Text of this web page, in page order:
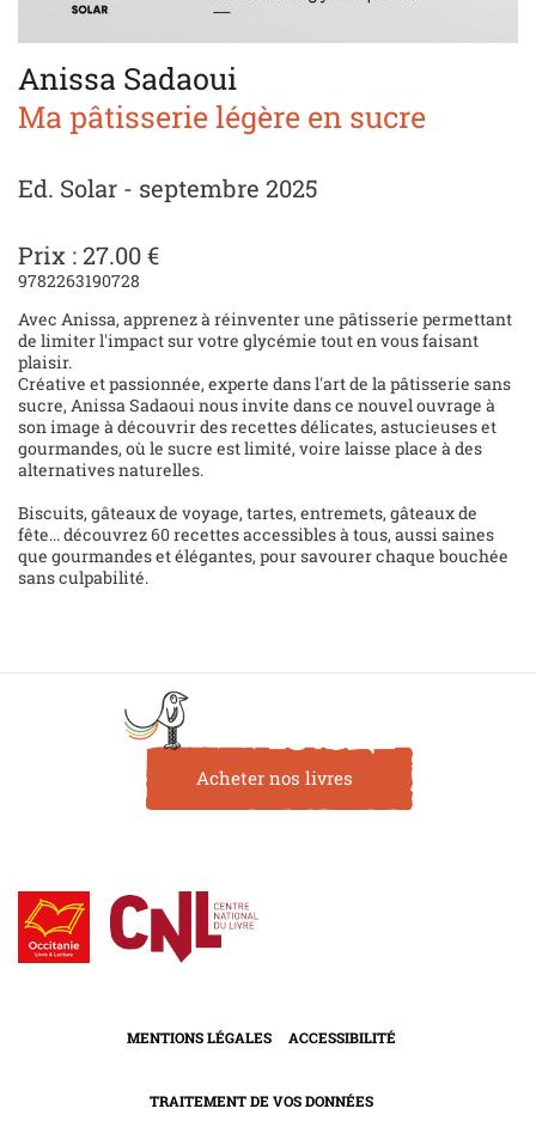
Anissa Sadaoui
Ma pâtisserie légère en sucre
Ed. Solar - septembre 2025
Prix : 27.00 €
9782263190728
Avec Anissa, apprenez à réinventer une pâtisserie permettant
de limiter l'impact sur votre glycémie tout en vous faisant
plaisir.
Créative et passionnée, experte dans l'art de la pâtisserie sans
sucre, Anissa Sadaoui nous invite dans ce nouvel ouvrage à
son image à découvrir des recettes délicates, astucieuses et
gourmandes, où le sucre est limité, voire laisse place à des
alternatives naturelles.
Biscuits, gâteaux de voyage, tartes, entremets, gâteaux de
fête... découvrez 60 recettes accessibles à tous, aussi saines
que gourmandes et élégantes, pour savourer chaque bouchée
sans culpabilité.
Acheter nos livres
MENTIONS LÉGALES ACCESSIBILITÉ
TRAITEMENT DE VOS DONNÉES